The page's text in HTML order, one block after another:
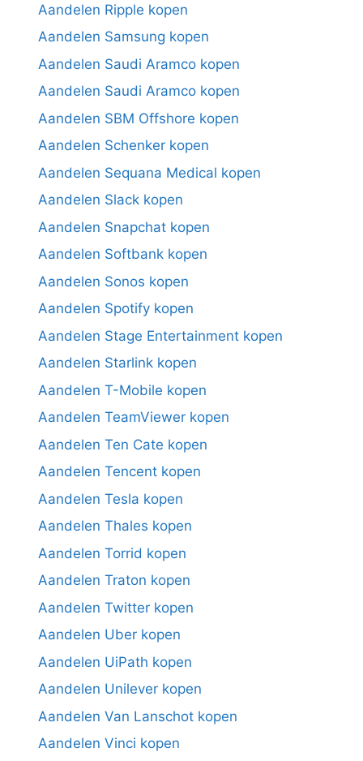
Aandelen Ripple kopen
Aandelen Samsung kopen
Aandelen Saudi Aramco kopen
Aandelen Saudi Aramco kopen
Aandelen SBM Offshore kopen
Aandelen Schenker kopen
Aandelen Sequana Medical kopen
Aandelen Slack kopen
Aandelen Snapchat kopen
Aandelen Softbank kopen
Aandelen Sonos kopen
Aandelen Spotify kopen
Aandelen Stage Entertainment kopen
Aandelen Starlink kopen
Aandelen T-Mobile kopen
Aandelen TeamViewer kopen
Aandelen Ten Cate kopen
Aandelen Tencent kopen
Aandelen Tesla kopen
Aandelen Thales kopen
Aandelen Torrid kopen
Aandelen Traton kopen
Aandelen Twitter kopen
Aandelen Uber kopen
Aandelen UiPath kopen
Aandelen Unilever kopen
Aandelen Van Lanschot kopen
Aandelen Vinci kopen